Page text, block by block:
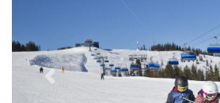
Previous